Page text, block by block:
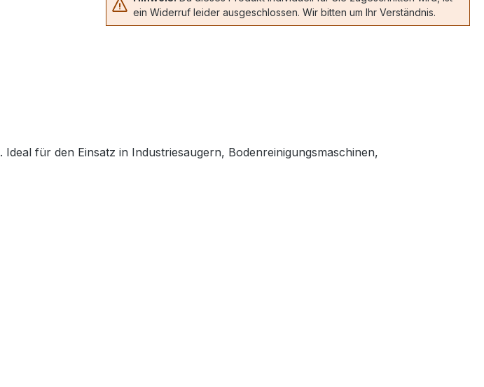
ein Widerruf leider ausgeschlossen. Wir bitten um Ihr Verständnis.
. Ideal für den Einsatz in Industriesaugern, Bodenreinigungsmaschinen,